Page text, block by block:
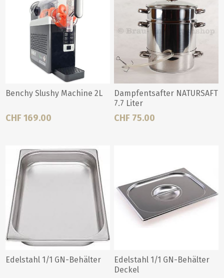
Benchy Slushy Machine 2L
CHF 169.00
Dampfentsafter NATURSAFT
7.7 Liter
CHF 75.00
Edelstahl 1/1 GN-Behälter
Edelstahl 1/1 GN-Behälter
Deckel